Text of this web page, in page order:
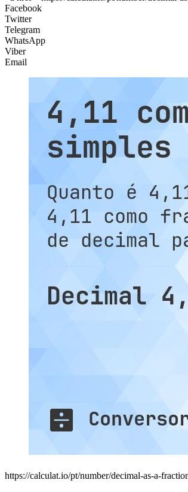
Facebook
Twitter
Telegram
WhatsApp
Viber
Email
https://calculat.io/pt/number/decimal-as-a-